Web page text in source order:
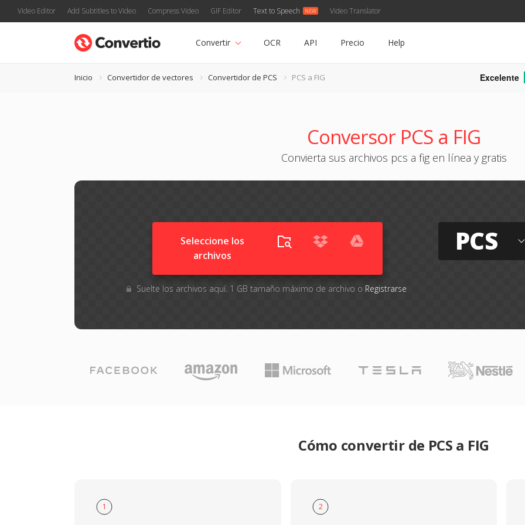
Video Editor Add Subtitles to Video Compress Video GIF Editor Text to Speech Video Translator
Convertir OCR API Precio Help
Inicio Convertidor de vectores Convertidor de PCS PCS a FIG Excelente
Conversor PCS a FIG
Convierta sus archivos pcs a fig en línea y gratis
Seleccione los
archivos
Suelte los archivos aquí. 1 GB tamaño máximo de archivo o Registrarse
PCS
Cómo convertir de PCS a FIG
1 2